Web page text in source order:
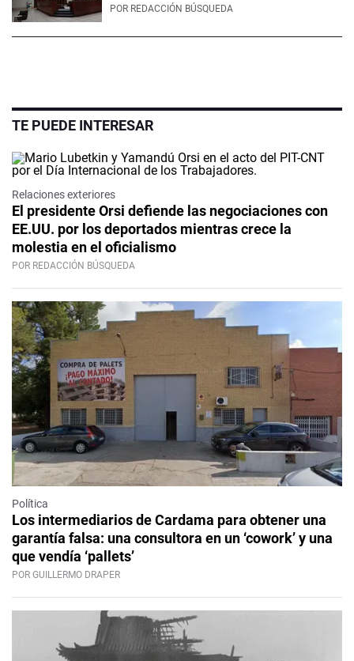
POR REDACCIÓN BÚSQUEDA
TE PUEDE INTERESAR
Relaciones exteriores
El presidente Orsi defiende las negociaciones con
EE.UU. por los deportados mientras crece la
molestia en el oficialismo
POR REDACCIÓN BÚSQUEDA
Política
Los intermediarios de Cardama para obtener una
garantía falsa: una consultora en un ‘cowork’ y una
que vendía ‘pallets’
POR GUILLERMO DRAPER